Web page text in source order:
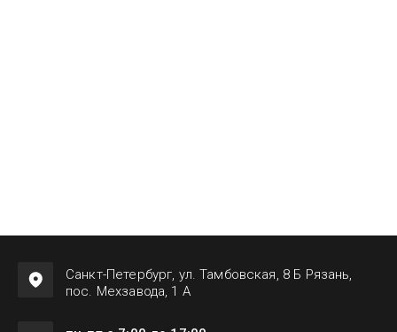
Санкт-Петербург, ул. Тамбовская, 8 Б Рязань,
пос. Мехзавода, 1 А